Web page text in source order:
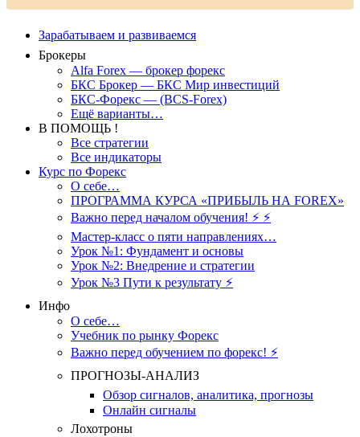
Зарабатываем и развиваемся
Брокеры
Alfa Forex — брокер форекс
БКС Брокер — БКС Мир инвестиций
БКС-Форекс — (BCS-Forex)
Ещё варианты…
В ПОМОЩЬ !
Все стратегии
Все индикаторы
Курс по Форекс
О себе…
ПРОГРАММА КУРСА «ПРИБЫЛЬ НА FOREX»
Важно перед началом обучения! ⚡ ⚡
Мастер-класс о пяти направлениях…
Урок №1: Фундамент и основы
Урок №2: Внедрение и стратегии
Урок №3 Пути к результату ⚡️
Инфо
О себе…
Учебник по рынку Форекс
Важно перед обучением по форекс! ⚡
ПРОГНОЗЫ-АНАЛИЗ
Обзор сигналов, аналитика, прогнозы
Онлайн сигналы
Лохотроны